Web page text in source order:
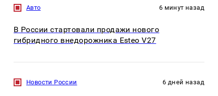
Авто 6 минут назад
В России стартовали продажи нового
гибридного внедорожника Esteo V27
Новости России 6 дней назад